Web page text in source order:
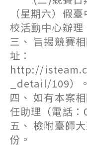
（星期六）假
校活動中心辦理
三、 旨揭競賽
址：
http://
_detail/109）。
四、 如有本案
任助理（電話：
五、 檢附臺師
份。